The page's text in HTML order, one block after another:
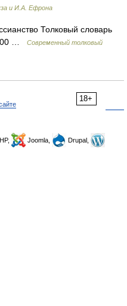
и И.А. Ефрона
Толковый словарь
…
Современный толковый
18+
Joomla,
Drupal,